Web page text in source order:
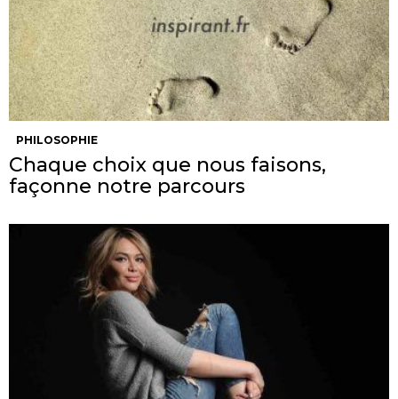
PHILOSOPHIE
Chaque choix que nous faisons,
façonne notre parcours